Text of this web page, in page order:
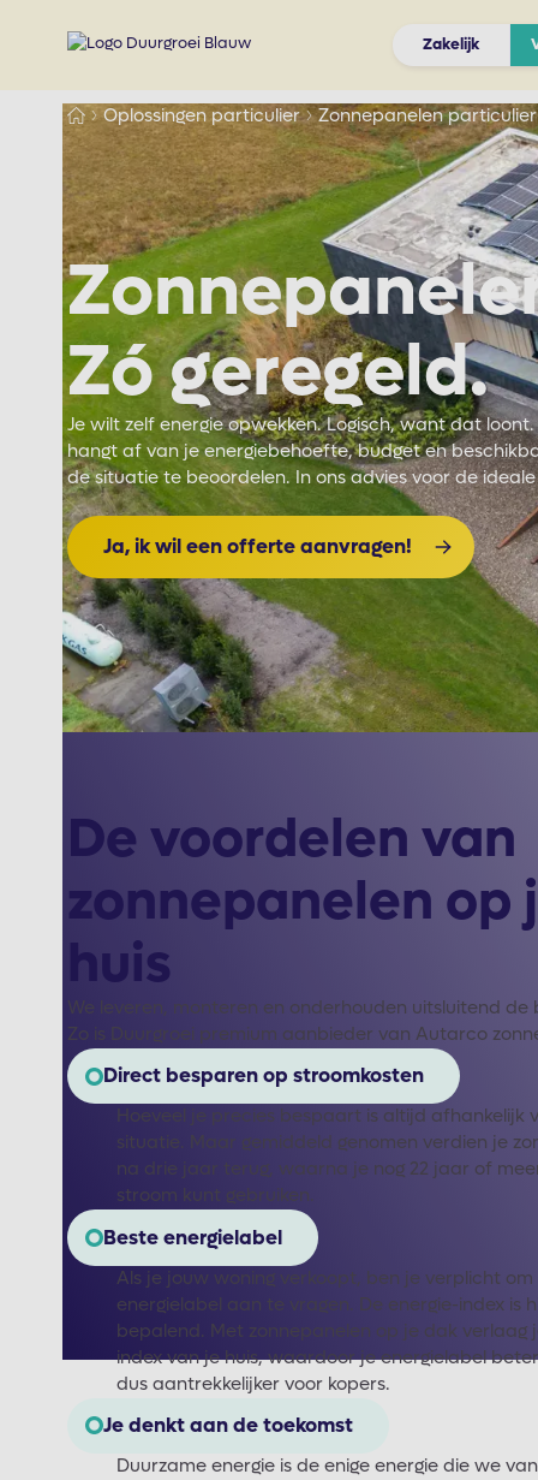
Zakelijk
Oplossingen particulier Zonnepanelen particulier
Zó geregeld.
Je wilt zelf energie opwekken. Logisch, want dat
hangt af van je energiebehoefte, budget en
de situatie te beoordelen. In ons advies voor de
Ja, ik wil een offerte aanvragen!
De voordelen van
zonnepanelen op
huis
We leveren, monteren en onderhouden uitsluitend de
Zo is Duurgroei premium aanbieder van Autarco
Direct besparen op stroomkosten
Hoeveel je precies bespaart is altijd afhankelijk
situatie. Maar gemiddeld genomen verdien je
na drie jaar terug, waarna je nog 22 jaar of
stroom kunt gebruiken.
Beste energielabel
Als je jouw woning verkoopt, ben je verplicht om
energielabel aan te vragen. De energie-index is
bepalend. Met zonnepanelen op je dak verlaag
index van je huis, waardoor je energielabel
dus aantrekkelijker voor kopers.
Je denkt aan de toekomst
Duurzame energie is de enige energie die we